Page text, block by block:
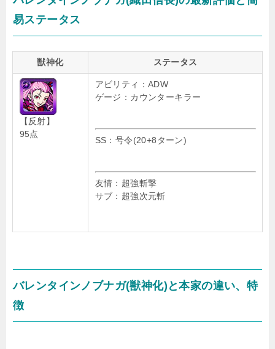
易ステータス
獣神化 ステータス
【反射】
95点
アビリティ：ADW
ゲージ：カウンターキラー
SS：号令(20+8ターン)
友情：超強斬撃
サブ：超強次元斬
バレンタインノブナガ(獣神化)と本家の違い、特
徴